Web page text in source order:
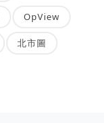
OpView
北市圖